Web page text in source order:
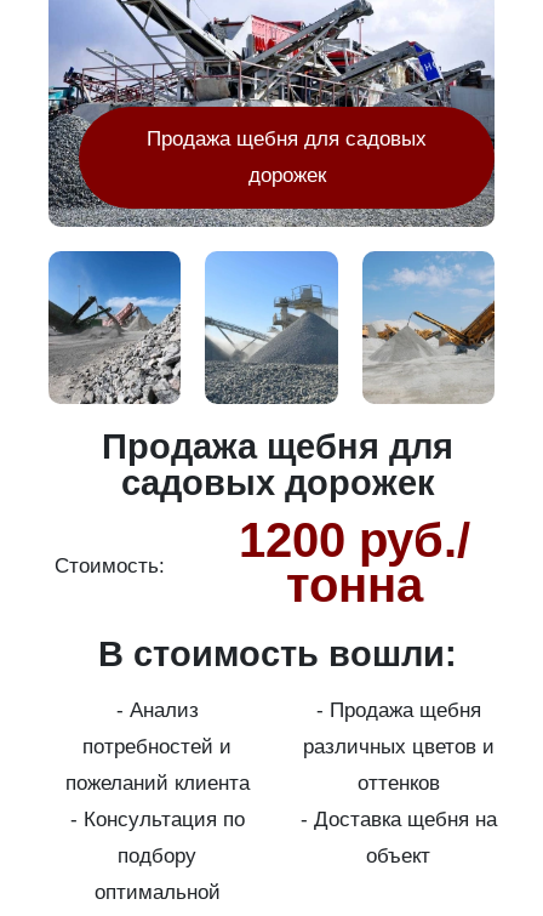
Продажа щебня для садовых
дорожек
Продажа щебня для
садовых дорожек
Стоимость:
1200 руб./
тонна
В стоимость вошли:
- Анализ
потребностей и
пожеланий клиента
- Продажа щебня
различных цветов и
оттенков
- Консультация по
подбору
оптимальной
- Доставка щебня на
объект